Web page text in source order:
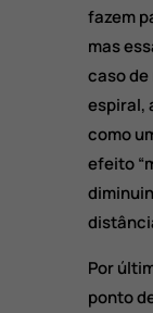
fazem
mas
caso de
espiral,
como
efeito
Por
ponto